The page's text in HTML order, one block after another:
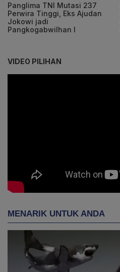
Panglima TNI Mutasi 237
Perwira Tinggi, Eks Ajudan
Jokowi jadi
Pangkogabwilhan I
VIDEO PILIHAN